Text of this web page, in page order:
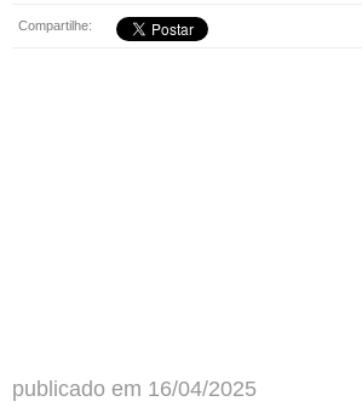
Compartilhe:
publicado em 16/04/2025